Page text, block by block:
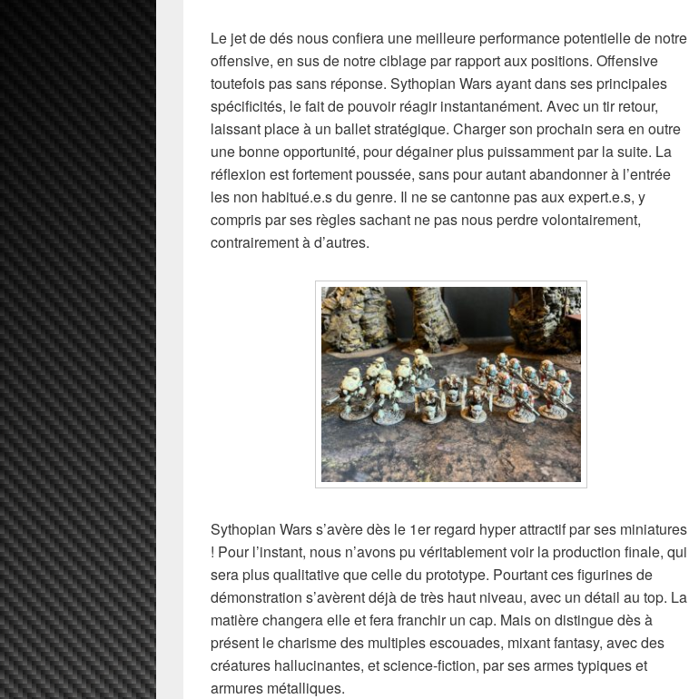
Le jet de dés nous confiera une meilleure performance potentielle de notre
offensive, en sus de notre ciblage par rapport aux positions. Offensive
toutefois pas sans réponse. Sythopian Wars ayant dans ses principales
spécificités, le fait de pouvoir réagir instantanément. Avec un tir retour,
laissant place à un ballet stratégique. Charger son prochain sera en outre
une bonne opportunité, pour dégainer plus puissamment par la suite. La
réflexion est fortement poussée, sans pour autant abandonner à l’entrée
les non habitué.e.s du genre. Il ne se cantonne pas aux expert.e.s, y
compris par ses règles sachant ne pas nous perdre volontairement,
contrairement à d’autres.
Sythopian Wars s’avère dès le 1er regard hyper attractif par ses miniatures
! Pour l’instant, nous n’avons pu véritablement voir la production finale, qui
sera plus qualitative que celle du prototype. Pourtant ces figurines de
démonstration s’avèrent déjà de très haut niveau, avec un détail au top. La
matière changera elle et fera franchir un cap. Mais on distingue dès à
présent le charisme des multiples escouades, mixant fantasy, avec des
créatures hallucinantes, et science-fiction, par ses armes typiques et
armures métalliques.